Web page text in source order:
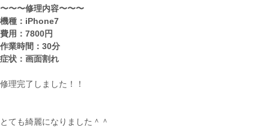
〜〜〜修理内容〜〜〜
機種：iPhone7
費用：7800円
作業時間：30分
症状：画面割れ
修理完了しました！！
とても綺麗になりました＾＾